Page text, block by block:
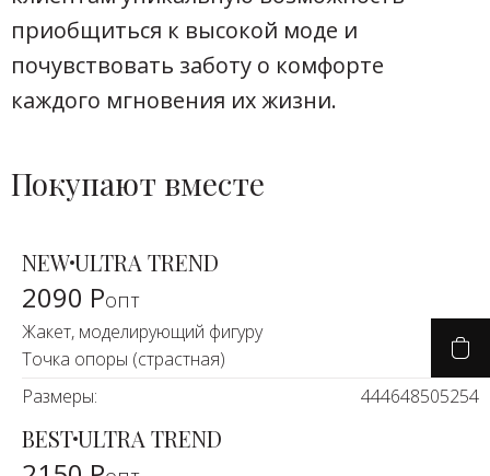
приобщиться к высокой моде и
почувствовать заботу о комфорте
каждого мгновения их жизни.
Покупают вместе
NEWULTRA TREND
2090 Ропт
Жакет, моделирующий фигуру
Точка опоры (страстная)
Размеры:
444648505254
BESTULTRA TREND